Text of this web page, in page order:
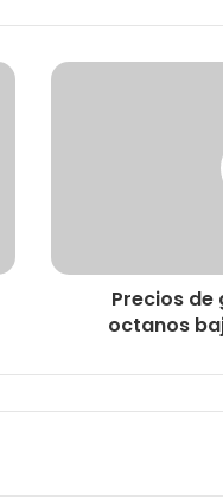
Precios de
octanos